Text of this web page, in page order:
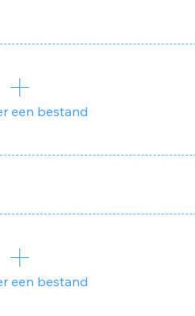
een bestand
een bestand